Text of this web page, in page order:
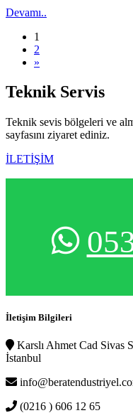
Devamı..
1
2
»
Teknik Servis
Teknik sevis bölgeleri ve
sayfasını ziyaret ediniz.
İLETİŞİM
İletişim Bilgileri
Karslı Ahmet Cad Sivas
İstanbul
(0216 ) 606 12 65